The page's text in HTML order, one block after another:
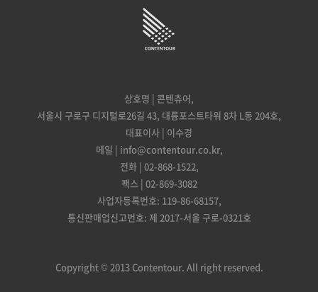
상호명 | 콘텐츄어,
서울시 구로구 디지털로26길 43, 대륭포스트타워 8차 L동 204호,
대표이사 | 이수경
메일 | info@contentour.co.kr,
전화 | 02-868-1522,
팩스 | 02-869-3082
사업자등록번호: 119-86-68157,
통신판매업신고번호: 제 2017-서울 구로-0321호
Copyright © 2013 Contentour. All right reserved.